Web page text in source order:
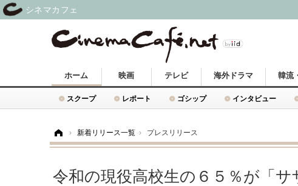
ホーム
スクープ レポート ゴシップ インタビュー
映画 テレビ 海外ドラマ 韓流
› 新着リリース一覧 › プレスリリース
令和の現役高校生の６５％が「
シネマカフェ